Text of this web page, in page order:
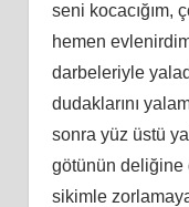
seni kocacığım,
hemen
darbeleriyle
dudaklarını
sonra yüz üstü
götünün deliğine
sikimle